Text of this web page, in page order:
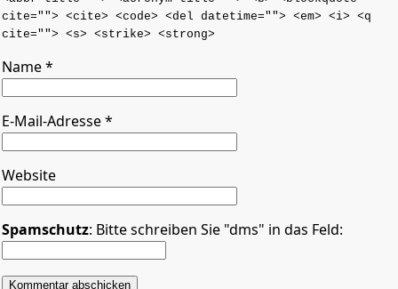
cite=""> <cite> <code> <del datetime=""> <em> <i> <q
cite=""> <s> <strike> <strong>
Name*
E-Mail-Adresse*
Website
Spamschutz: Bitte schreiben Sie "dms" in das Feld: